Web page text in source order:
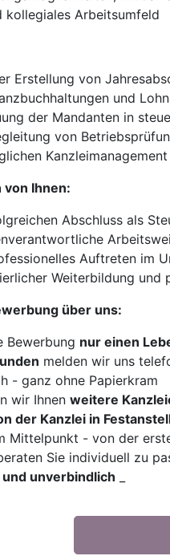
kollegiales Arbeitsumfeld
Erstellung von
und
der Mandanten in
von
von Ihnen:
Abschluss als
Auftreten im
Weiterbildung und
über uns:
Bewerbung nur einen
melden wir uns
- ganz ohne Papierkram
wir Ihnen weitere
der Kanzlei in
Mittelpunkt - von der
Sie individuell zu
unverbindlich